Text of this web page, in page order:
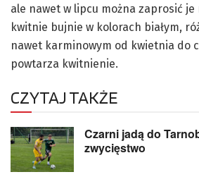
ale nawet w lipcu można zaprosić je
kwitnie bujnie w kolorach białym,
nawet karminowym od kwietnia do
powtarza kwitnienie.
CZYTAJ TAKŻE
Czarni jadą do
zwycięstwo